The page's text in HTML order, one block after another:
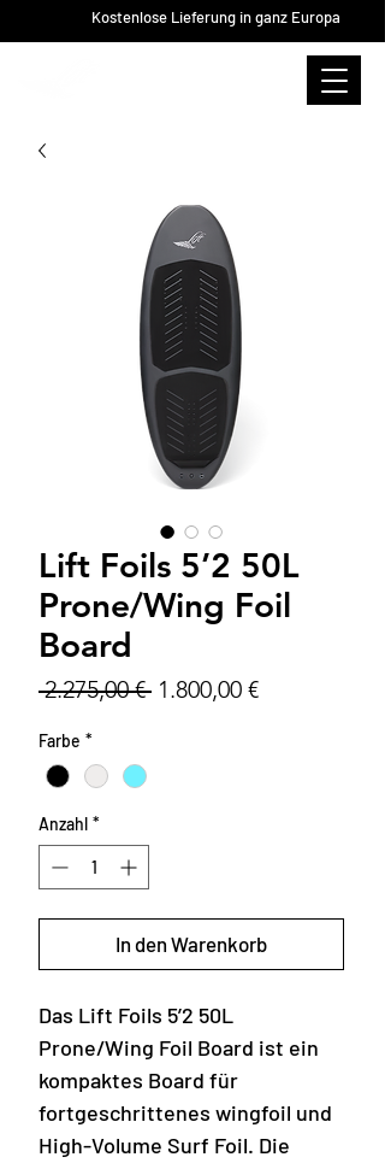
Kostenlose Lieferung in ganz Europa
Lift Foils 5’2 50L
Prone/Wing Foil
Board
2.275,00 € Standardpreis
1.800,00 €Sale-
Farbe *
Anzahl *
In den Warenkorb
Das Lift Foils 5’2 50L
Prone/Wing Foil Board ist ein
kompaktes Board für
fortgeschrittenes wingfoil und
High-Volume Surf Foil. Die